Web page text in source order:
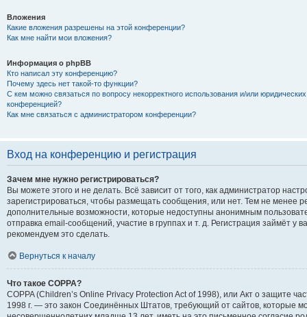
Вложения
Какие вложения разрешены на этой конференции?
Как мне найти мои вложения?
Информация о phpBB
Кто написал эту конференцию?
Почему здесь нет такой-то функции?
С кем можно связаться по вопросу некорректного использования и/или
конференцией?
Как мне связаться с администратором конференции?
Вход на конференцию и регистрация
Зачем мне нужно регистрироваться?
Вы можете этого и не делать. Всё зависит от того, как администратор
зарегистрироваться, чтобы размещать сообщения, или нет. Тем не менее
дополнительные возможности, которые недоступны анонимным
отправка email-сообщений, участие в группах и т. д. Регистрация займёт у
рекомендуем это сделать.
Вернуться к началу
Что такое COPPA?
COPPA (Children’s Online Privacy Protection Act of 1998), или Акт о защите
1998 г. — это закон Соединённых Штатов, требующий от сайтов, которые